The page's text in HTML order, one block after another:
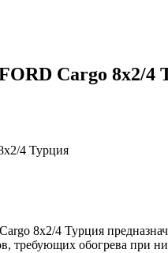
Cargo 8x2/4
4 Турция
8x2/4 Турция
требующих обогрева при